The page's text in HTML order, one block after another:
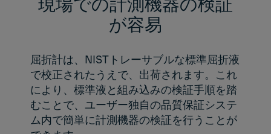
が容易
屈折計は、NISTトレーサブルな標準屈折液
で校正されたうえで、出荷されます。これ
により、標準液と組み込みの検証手順を踏
むことで、ユーザー独自の品質保証システ
ム内で簡単に計測機器の検証を行うことが